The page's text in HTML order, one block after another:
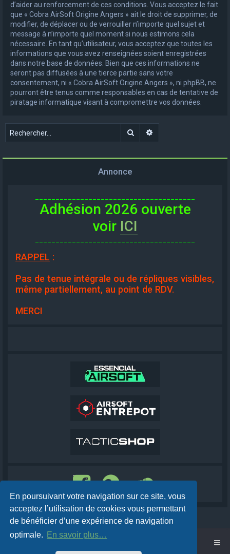
En poursuivant votre navigation sur ce site, vous
acceptez l’utilisation de cookies vous permettant
de bénéficier d’une expérience de navigation
optimale.
En savoir plus…
d’aider au renforcement de ces conditions. Vous acceptez le fait
que « Cobra AirSoft Origine Angers » ait le droit de supprimer, de
modifier, de déplacer ou de verrouiller n’importe quel sujet et
message à n’importe quel moment si nous estimons cela
nécessaire. En tant qu’utilisateur, vous acceptez que toutes les
informations que vous avez renseignées soient enregistrées
dans notre base de données. Bien que ces informations ne
seront pas diffusées à une tierce partie sans votre
consentement, ni « Cobra AirSoft Origine Angers », ni phpBB, ne
pourront être tenus comme responsables en cas de tentative de
piratage informatique visant à compromettre vos données.
Rechercher
Annonce
Adhésion 2026 ouverte
voir ICI
RAPPEL :
Pas de tenue intégrale ou de répliques visibles,
même partiellement, au point de RDV.
MERCI